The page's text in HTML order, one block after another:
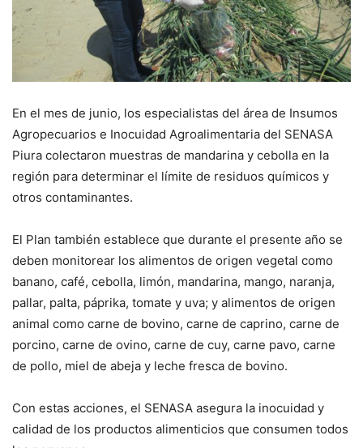
En el mes de junio, los especialistas del área de Insumos
Agropecuarios e Inocuidad Agroalimentaria del SENASA
Piura colectaron muestras de mandarina y cebolla en la
región para determinar el límite de residuos químicos y
otros contaminantes.
El Plan también establece que durante el presente año se
deben monitorear los alimentos de origen vegetal como
banano, café, cebolla, limón, mandarina, mango, naranja,
pallar, palta, páprika, tomate y uva; y alimentos de origen
animal como carne de bovino, carne de caprino, carne de
porcino, carne de ovino, carne de cuy, carne pavo, carne
de pollo, miel de abeja y leche fresca de bovino.
Con estas acciones, el SENASA asegura la inocuidad y
calidad de los productos alimenticios que consumen todos